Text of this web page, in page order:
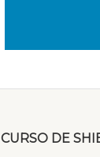
CURSO DE